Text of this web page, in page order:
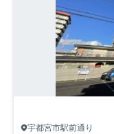
宇都宮市駅前通り